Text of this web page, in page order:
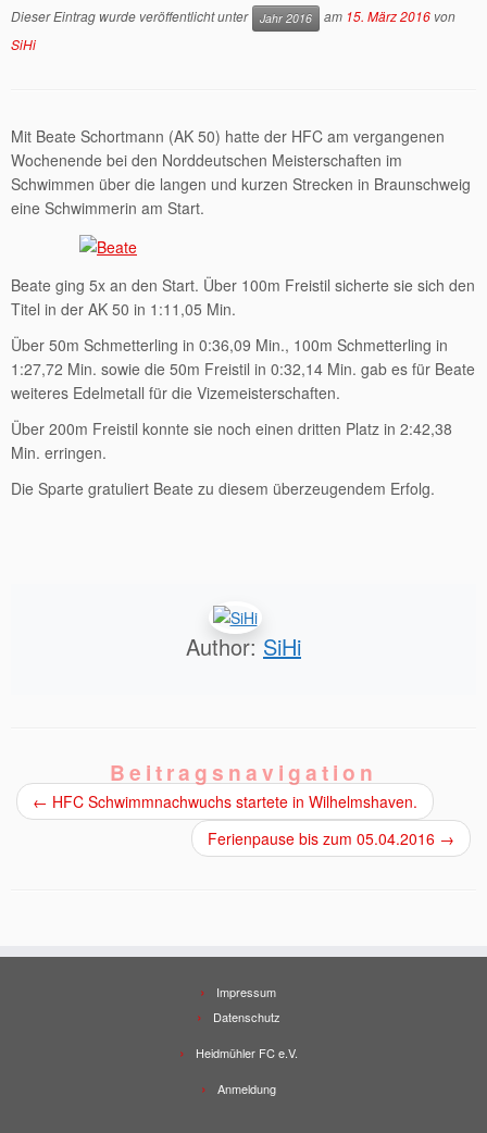
Dieser Eintrag wurde veröffentlicht unter Jahr 2016 am 15. März 2016 von
SiHi
Mit Beate Schortmann (AK 50) hatte der HFC am vergangenen
Wochenende bei den Norddeutschen Meisterschaften im
Schwimmen über die langen und kurzen Strecken in Braunschweig
eine Schwimmerin am Start.
Beate ging 5x an den Start. Über 100m Freistil sicherte sie sich den
Titel in der AK 50 in 1:11,05 Min.
Über 50m Schmetterling in 0:36,09 Min., 100m Schmetterling in
1:27,72 Min. sowie die 50m Freistil in 0:32,14 Min. gab es für Beate
weiteres Edelmetall für die Vizemeisterschaften.
Über 200m Freistil konnte sie noch einen dritten Platz in 2:42,38
Min. erringen.
Die Sparte gratuliert Beate zu diesem überzeugendem Erfolg.
Author: SiHi
Beitragsnavigation
← HFC Schwimmnachwuchs startete in Wilhelmshaven.
Ferienpause bis zum 05.04.2016 →
Impressum
Datenschutz
Heidmühler FC e.V.
Anmeldung